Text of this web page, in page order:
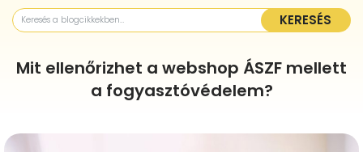
KERESÉS
Mit ellenőrizhet a webshop ÁSZF mellett
a fogyasztóvédelem?